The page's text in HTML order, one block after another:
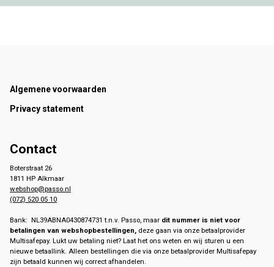
Footer
Algemene voorwaarden
Privacy statement
Contact
Boterstraat 26
1811 HP Alkmaar
webshop@passo.nl
(072) 520 05 10
Bank: NL39ABNA0430874731 t.n.v. Passo, maar dit nummer is niet voor
betalingen van webshopbestellingen, deze gaan via onze betaalprovider
Multisafepay. Lukt uw betaling niet? Laat het ons weten en wij sturen u een
nieuwe betaallink. Alleen bestellingen die via onze betaalprovider Multisafepay
zijn betaald kunnen wij correct afhandelen.